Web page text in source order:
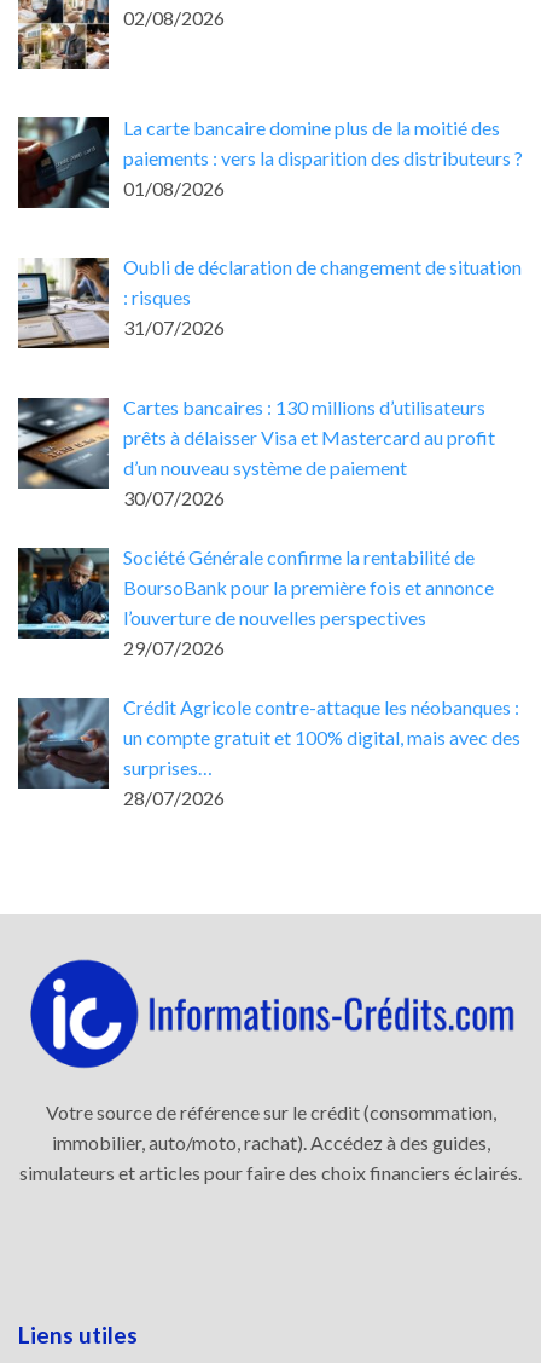
02/08/2026
La carte bancaire domine plus de la moitié des
paiements : vers la disparition des distributeurs ?
01/08/2026
Oubli de déclaration de changement de situation
: risques
31/07/2026
Cartes bancaires : 130 millions d’utilisateurs
prêts à délaisser Visa et Mastercard au profit
d’un nouveau système de paiement
30/07/2026
Société Générale confirme la rentabilité de
BoursoBank pour la première fois et annonce
l’ouverture de nouvelles perspectives
29/07/2026
Crédit Agricole contre-attaque les néobanques :
un compte gratuit et 100% digital, mais avec des
surprises…
28/07/2026
Votre source de référence sur le crédit (consommation,
immobilier, auto/moto, rachat). Accédez à des guides,
simulateurs et articles pour faire des choix financiers éclairés.
Liens utiles